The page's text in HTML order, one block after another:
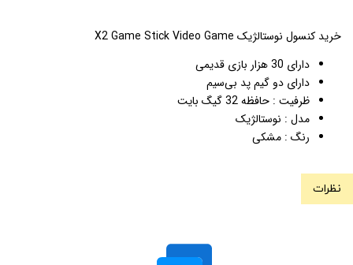
خرید کنسول نوستالژیک X2 Game Stick Video Game
دارای 30 هزار بازی قدیمی
دارای دو گیم پد بی‌سیم
ظرفیت : حافظه 32 گیگ بایت
مدل : نوستالژیک
رنگ : مشکی
نظرات